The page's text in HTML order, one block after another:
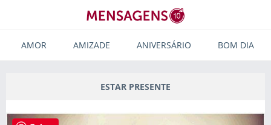
AMOR AMIZADE ANIVERSÁRIO BOM DIA
ESTAR PRESENTE